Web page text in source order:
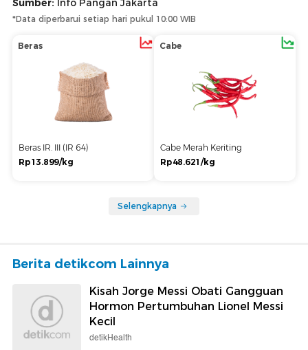
Sumber: Info Pangan Jakarta
*Data diperbarui setiap hari pukul 10:00 WIB
Beras
Beras IR. III (IR 64)
Rp13.899/kg
Cabe
Cabe Merah Keriting
Rp48.621/kg
Selengkapnya
Berita detikcom Lainnya
Kisah Jorge Messi Obati Gangguan
Hormon Pertumbuhan Lionel Messi
Kecil
detikHealth